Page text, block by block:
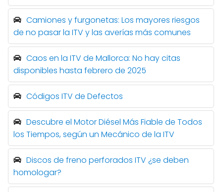
Camiones y furgonetas: Los mayores riesgos
de no pasar la ITV y las averías más comunes
Caos en la ITV de Mallorca: No hay citas
disponibles hasta febrero de 2025
Códigos ITV de Defectos
Descubre el Motor Diésel Más Fiable de Todos
los Tiempos, según un Mecánico de la ITV
Discos de freno perforados ITV ¿se deben
homologar?